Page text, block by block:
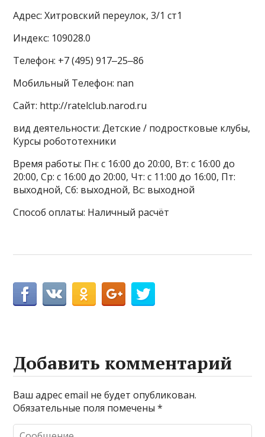
Адрес: Хитровский переулок, 3/1 ст1
Индекс: 109028.0
Телефон: +7 (495) 917‒25‒86
Мобильный Телефон: nan
Сайт: http://ratelclub.narod.ru
вид деятельности: Детские / подростковые клубы,
Курсы робототехники
Время работы: Пн: с 16:00 до 20:00, Вт: с 16:00 до
20:00, Ср: с 16:00 до 20:00, Чт: с 11:00 до 16:00, Пт:
выходной, Сб: выходной, Вс: выходной
Способ оплаты: Наличный расчёт
Добавить комментарий
Ваш адрес email не будет опубликован.
Обязательные поля помечены*